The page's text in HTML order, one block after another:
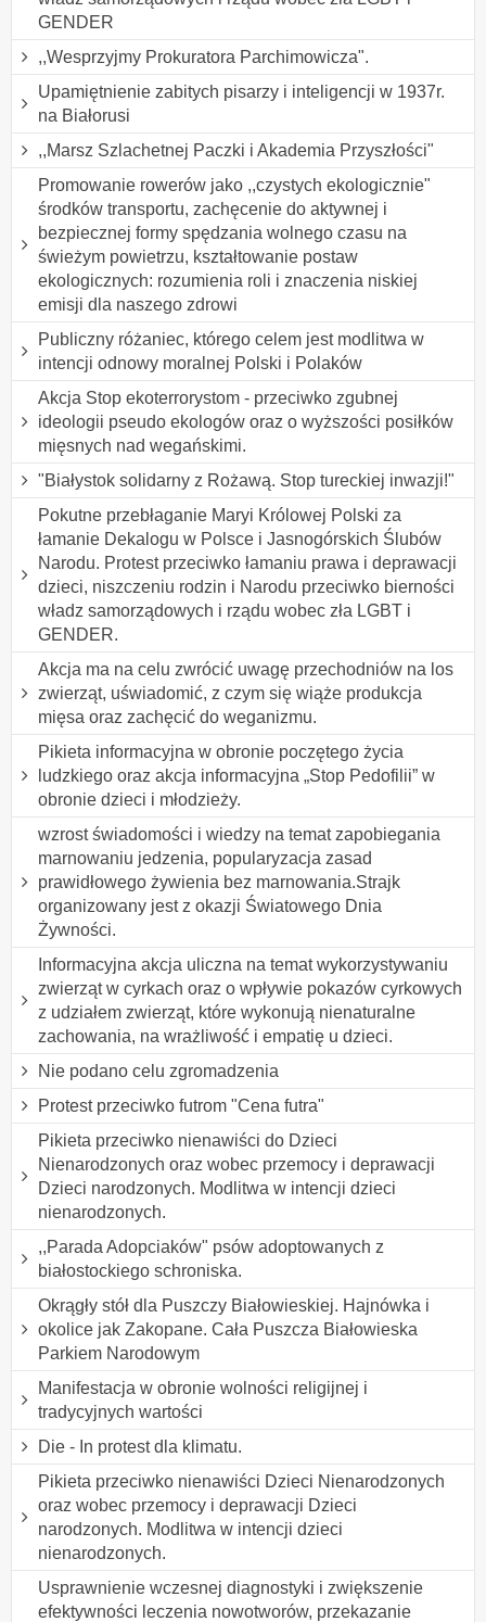
GENDER
,,Wesprzyjmy Prokuratora Parchimowicza".
Upamiętnienie zabitych pisarzy i inteligencji w 1937r.
na Białorusi
,,Marsz Szlachetnej Paczki i Akademia Przyszłości"
Promowanie rowerów jako ,,czystych ekologicznie"
środków transportu, zachęcenie do aktywnej i
bezpiecznej formy spędzania wolnego czasu na
świeżym powietrzu, kształtowanie postaw
ekologicznych: rozumienia roli i znaczenia niskiej
emisji dla naszego zdrowi
Publiczny różaniec, którego celem jest modlitwa w
intencji odnowy moralnej Polski i Polaków
Akcja Stop ekoterrorystom - przeciwko zgubnej
ideologii pseudo ekologów oraz o wyższości posiłków
mięsnych nad wegańskimi.
"Białystok solidarny z Rożawą. Stop tureckiej inwazji!"
Pokutne przebłaganie Maryi Królowej Polski za
łamanie Dekalogu w Polsce i Jasnogórskich Ślubów
Narodu. Protest przeciwko łamaniu prawa i deprawacji
dzieci, niszczeniu rodzin i Narodu przeciwko bierności
władz samorządowych i rządu wobec zła LGBT i
GENDER.
Akcja ma na celu zwrócić uwagę przechodniów na los
zwierząt, uświadomić, z czym się wiąże produkcja
mięsa oraz zachęcić do weganizmu.
Pikieta informacyjna w obronie poczętego życia
ludzkiego oraz akcja informacyjna „Stop Pedofilii” w
obronie dzieci i młodzieży.
wzrost świadomości i wiedzy na temat zapobiegania
marnowaniu jedzenia, popularyzacja zasad
prawidłowego żywienia bez marnowania.Strajk
organizowany jest z okazji Światowego Dnia
Żywności.
Informacyjna akcja uliczna na temat wykorzystywaniu
zwierząt w cyrkach oraz o wpływie pokazów cyrkowych
z udziałem zwierząt, które wykonują nienaturalne
zachowania, na wrażliwość i empatię u dzieci.
Nie podano celu zgromadzenia
Protest przeciwko futrom "Cena futra"
Pikieta przeciwko nienawiści do Dzieci
Nienarodzonych oraz wobec przemocy i deprawacji
Dzieci narodzonych. Modlitwa w intencji dzieci
nienarodzonych.
,,Parada Adopciaków" psów adoptowanych z
białostockiego schroniska.
Okrągły stół dla Puszczy Białowieskiej. Hajnówka i
okolice jak Zakopane. Cała Puszcza Białowieska
Parkiem Narodowym
Manifestacja w obronie wolności religijnej i
tradycyjnych wartości
Die - In protest dla klimatu.
Pikieta przeciwko nienawiści Dzieci Nienarodzonych
oraz wobec przemocy i deprawacji Dzieci
narodzonych. Modlitwa w intencji dzieci
nienarodzonych.
Usprawnienie wczesnej diagnostyki i zwiększenie
efektywności leczenia nowotworów, przekazanie